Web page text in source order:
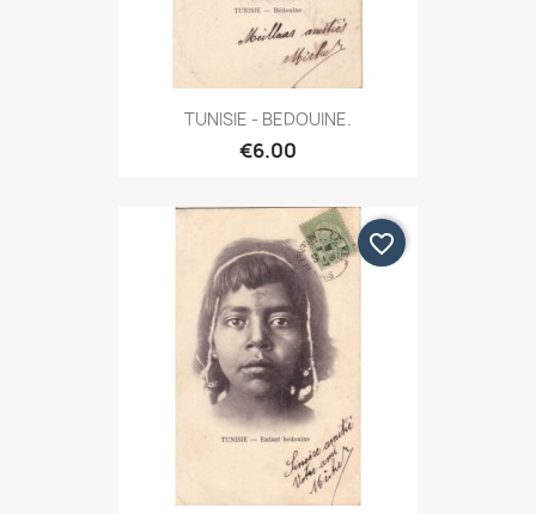
TUNISIE - BEDOUINE.
€6.00
favorite_border